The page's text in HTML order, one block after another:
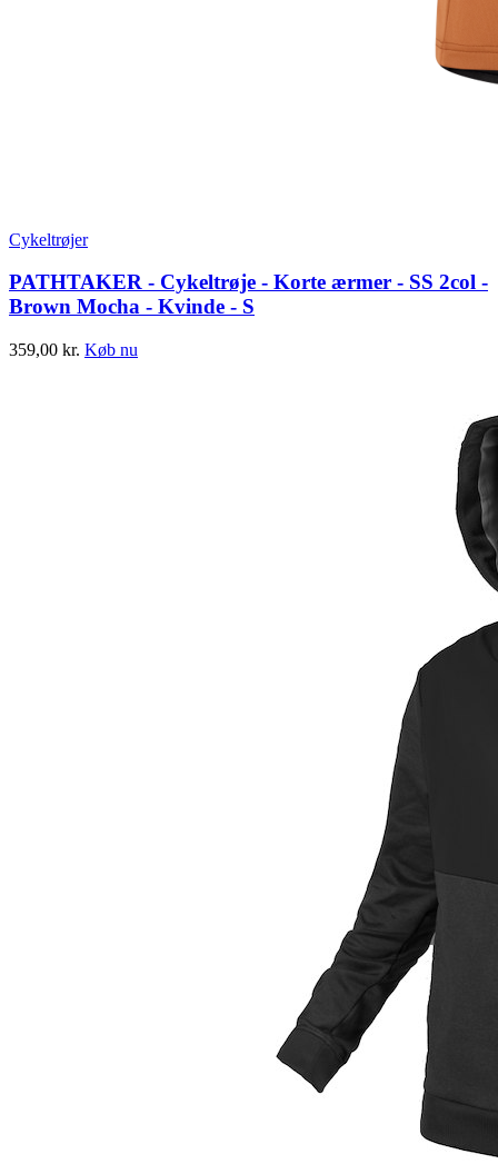
Cykeltrøjer
PATHTAKER - Cykeltrøje - Korte ærmer - SS 2col -
Brown Mocha - Kvinde - S
359,00 kr. Køb nu